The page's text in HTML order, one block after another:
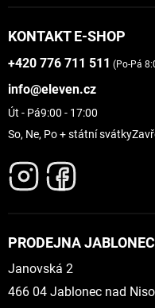
KONTAKT E-SHOP
+420 776 711 511 (Po-Pá
info@eleven.cz
Út - Pá9:00 - 17:00
So, Ne, Po + státní svátky
PRODEJNA
Janovská 2
466 04 Jablonec nad